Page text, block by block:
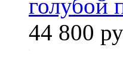
голубой
44 800